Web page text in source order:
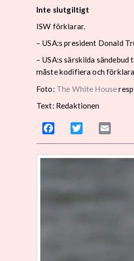
Inte slutgiltigt
ISW förklarar.
– USA:s president Donald
– USA:s särskilda
måste kodifiera och
Foto: The White House
Text: Redaktionen
Facebook Twitter